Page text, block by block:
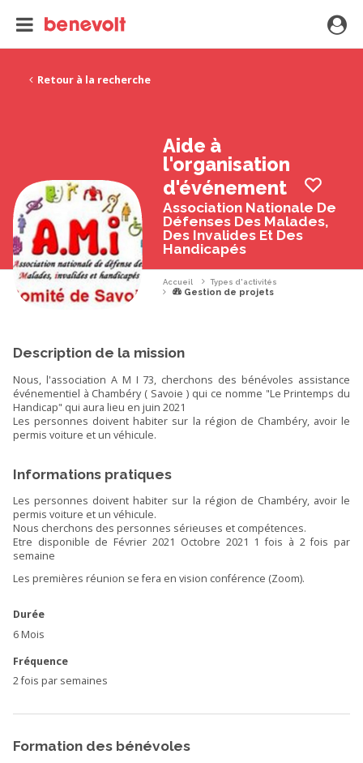
Retour à la recherche
Aide à
l'organisation
d'événement
Association Nationale De
Défenses Des Malades,
Des Invalides Et Des
Handicapés
Accueil Types d'activités
Gestion de projets
Description de la mission
Nous, l'association A M I 73, cherchons des bénévoles assistance
événementiel à Chambéry ( Savoie ) qui ce nomme "Le Printemps du
Handicap" qui aura lieu en juin 2021
Les personnes doivent habiter sur la région de Chambéry, avoir le
permis voiture et un véhicule.
Informations pratiques
Les personnes doivent habiter sur la région de Chambéry, avoir le
permis voiture et un véhicule.
Nous cherchons des personnes sérieuses et compétences.
Etre disponible de Février 2021 Octobre 2021 1 fois à 2 fois par
semaine
Les premières réunion se fera en vision conférence (Zoom).
Durée
6 Mois
Fréquence
2 fois par semaines
Formation des bénévoles